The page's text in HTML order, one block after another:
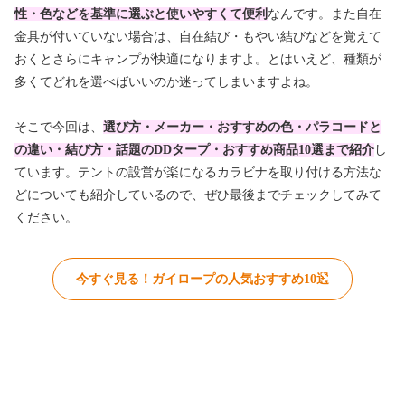
性・色などを基準に選ぶと使いやすくて便利 なんです。また自在
金具が付いていない場合は、自在結び・もやい結びなどを覚えて
おくとさらにキャンプが快適になりますよ。とはいえど、種類が
多くてどれを選べばいいのか迷ってしまいますよね。
そこで今回は、 選び方・メーカー・おすすめの色・パラコードと
の違い・結び方・話題のDDタープ・おすすめ商品10選まで紹介 し
ています。テントの設営が楽になるカラビナを取り付ける方法な
どについても紹介しているので、ぜひ最後までチェックしてみて
ください。
今すぐ見る！ガイロープの人気おすすめ10選